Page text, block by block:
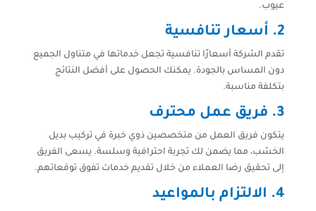
عيوب.
2. أسعار تنافسية
تقدم الشركة أسعارًا تنافسية تجعل خدماتها في متناول الجميع
دون المساس بالجودة. يمكنك الحصول على أفضل النتائج
بتكلفة مناسبة.
3. فريق عمل محترف
يتكون فريق العمل من متخصصين ذوي خبرة في تركيب بديل
الخشب، مما يضمن لك تجربة احترافية وسلسة. يسعى الفريق
إلى تحقيق رضا العملاء من خلال تقديم خدمات تفوق توقعاتهم.
4. الالتزام بالمواعيد